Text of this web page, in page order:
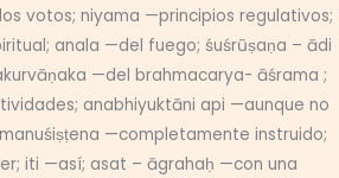
votos; niyama —principios regulativos;
anala —del fuego; śuśrūṣaṇa – ādi
—del brahmacarya- āśrama ;
anabhiyuktāni api —aunque no
—completamente instruido;
iti —así; asat – āgrahaḥ —con una